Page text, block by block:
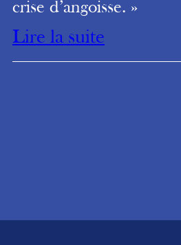
crise d’angoisse. »
Lire la suite